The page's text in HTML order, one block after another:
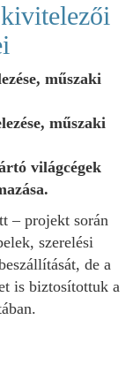
műszaki
műszaki
világcégek
– projekt során
szerelési
de a
is biztosítottuk a